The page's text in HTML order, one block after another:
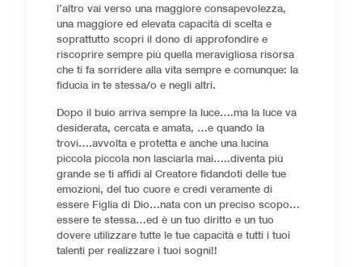
l’altro vai verso una maggiore consapevolezza,
una maggiore ed elevata capacità di scelta e
soprattutto scopri il dono di approfondire e
riscoprire sempre più quella meravigliosa risorsa
che ti fa sorridere alla vita sempre e comunque: la
fiducia in te stessa/o e negli altri.
Dopo il buio arriva sempre la luce….ma la luce va
desiderata, cercata e amata, …e quando la
trovi….avvolta e protetta e anche una lucina
piccola piccola non lasciarla mai…..diventa più
grande se ti affidi al Creatore fidandoti delle tue
emozioni, del tuo cuore e credi veramente di
essere Figlia di Dio…nata con un preciso scopo…
essere te stessa…ed è un tuo diritto e un tuo
dovere utilizzare tutte le tue capacità e tutti i tuoi
talenti per realizzare i tuoi sogni!!